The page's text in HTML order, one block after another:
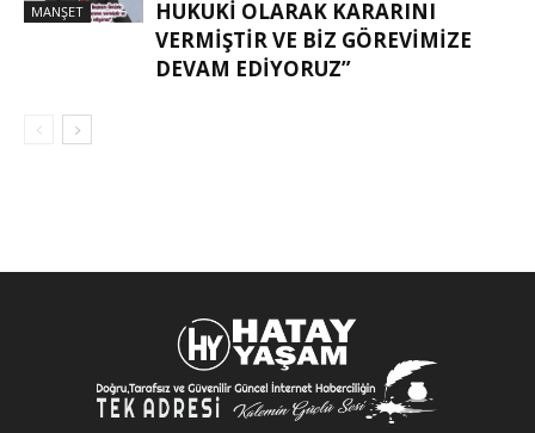
MANŞET
HUKUKI OLARAK KARARINI
VERMIŞTIR VE BIZ GÖREVIMIZE
DEVAM EDIYORUZ”